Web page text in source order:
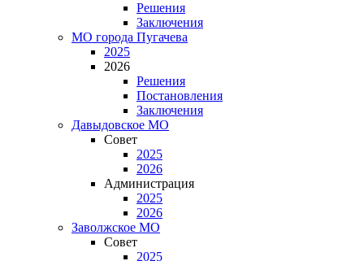
Решения
Заключения
МО города Пугачева
2025
2026
Решения
Постановления
Заключения
Давыдовское МО
Совет
2025
2026
Администрация
2025
2026
Заволжское МО
Совет
2025